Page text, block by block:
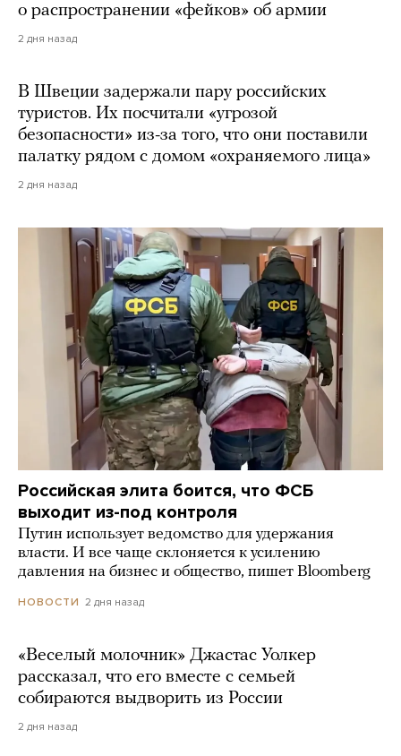
о распространении «фейков» об армии
2 дня назад
В Швеции задержали пару российских
туристов. Их посчитали «угрозой
безопасности» из-за того, что они поставили
палатку рядом с домом «охраняемого лица»
2 дня назад
Российская элита боится, что ФСБ
выходит из-под контроля
Путин использует ведомство для удержания
власти. И все чаще склоняется к усилению
давления на бизнес и общество, пишет Bloomberg
НОВОСТИ 2 дня назад
«Веселый молочник» Джастас Уолкер
рассказал, что его вместе с семьей
собираются выдворить из России
2 дня назад